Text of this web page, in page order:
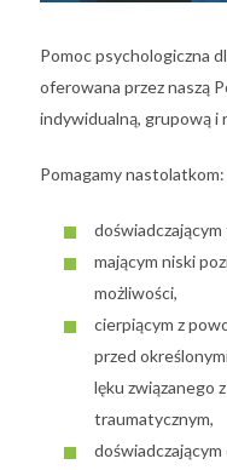
Pomoc psychologiczna
oferowana przez naszą
indywidualną, grupową i
Pomagamy nastolatkom:
mającym niski
możliwości,
cierpiącym z
przed
lęku związanego
traumatycznym,